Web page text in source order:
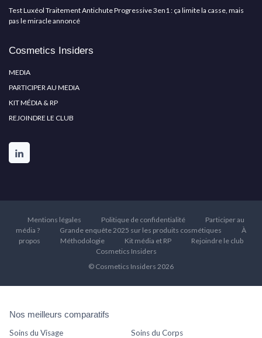
Test Luxéol Traitement Antichute Progressive 3en1 : ça limite la casse, mais
pas le miracle annoncé
Cosmetics Insiders
MEDIA
PARTICIPER AU MEDIA
KIT MÉDIA & RP
REJOINDRE LE CLUB
Mentions légales Politique de confidentialité
Participer au
média ?
Grande enquête 2025 sur les produits cosmétiques
À
propos
Méthodologie Kit média et RP
Rejoindre le club
Cosmetics Insiders
© Cosmetics Insiders 2026
Nos meilleurs comparatifs
Soins du Visage
Soins du Corps